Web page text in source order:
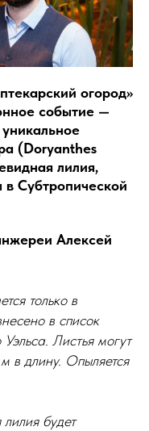
огород»
событие —
(Doryanthes
лилия,
Субтропической
Алексей
только в
в список
Листья могут
в длину. Опыляется
будет